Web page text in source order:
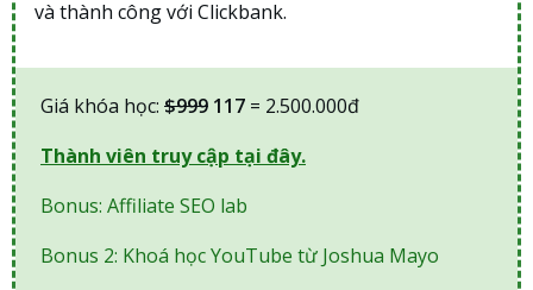
và thành công với Clickbank.
Giá khóa học: $999 117 = 2.500.000đ
Thành viên truy cập tại đây.
Bonus: Affiliate SEO lab
Bonus 2: Khoá học YouTube từ Joshua Mayo